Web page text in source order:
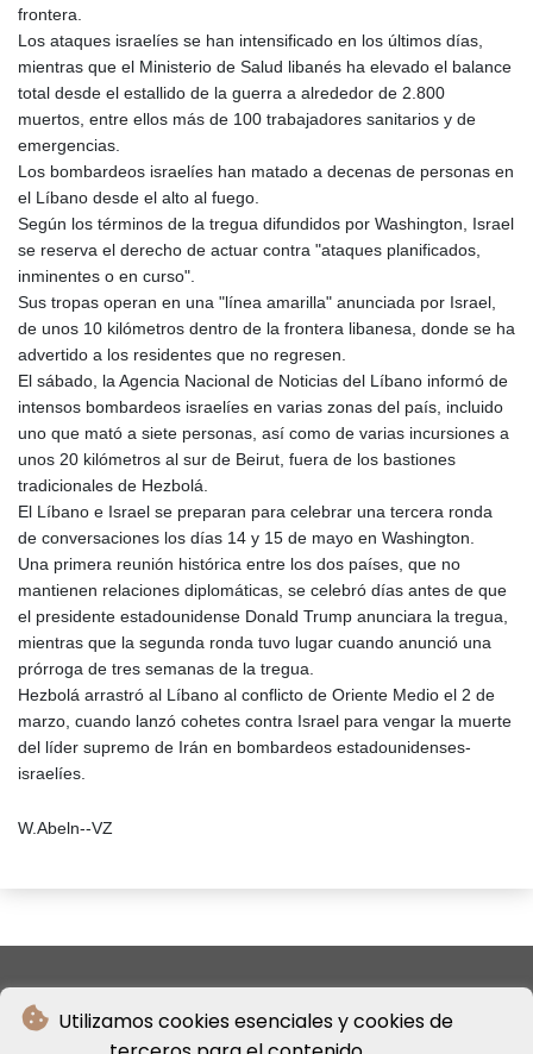
Utilizamos cookies esenciales y cookies de
frontera.
Los ataques israelíes se han intensificado en los últimos días,
mientras que el Ministerio de Salud libanés ha elevado el balance
total desde el estallido de la guerra a alrededor de 2.800
muertos, entre ellos más de 100 trabajadores sanitarios y de
emergencias.
Los bombardeos israelíes han matado a decenas de personas en
el Líbano desde el alto al fuego.
Según los términos de la tregua difundidos por Washington, Israel
se reserva el derecho de actuar contra "ataques planificados,
inminentes o en curso".
Sus tropas operan en una "línea amarilla" anunciada por Israel,
de unos 10 kilómetros dentro de la frontera libanesa, donde se ha
advertido a los residentes que no regresen.
El sábado, la Agencia Nacional de Noticias del Líbano informó de
intensos bombardeos israelíes en varias zonas del país, incluido
uno que mató a siete personas, así como de varias incursiones a
unos 20 kilómetros al sur de Beirut, fuera de los bastiones
tradicionales de Hezbolá.
El Líbano e Israel se preparan para celebrar una tercera ronda
de conversaciones los días 14 y 15 de mayo en Washington.
Una primera reunión histórica entre los dos países, que no
mantienen relaciones diplomáticas, se celebró días antes de que
el presidente estadounidense Donald Trump anunciara la tregua,
mientras que la segunda ronda tuvo lugar cuando anunció una
prórroga de tres semanas de la tregua.
Hezbolá arrastró al Líbano al conflicto de Oriente Medio el 2 de
marzo, cuando lanzó cohetes contra Israel para vengar la muerte
del líder supremo de Irán en bombardeos estadounidenses-
israelíes.
W.Abeln--VZ